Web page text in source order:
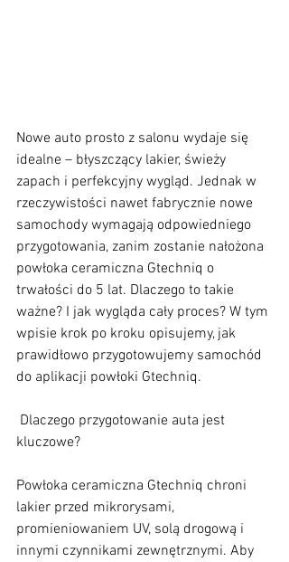
Nowe auto prosto z salonu wydaje się
idealne – błyszczący lakier, świeży
zapach i perfekcyjny wygląd. Jednak w
rzeczywistości nawet fabrycznie nowe
samochody wymagają odpowiedniego
przygotowania, zanim zostanie nałożona
powłoka ceramiczna Gtechniq o
trwałości do 5 lat. Dlaczego to takie
ważne? I jak wygląda cały proces? W tym
wpisie krok po kroku opisujemy, jak
prawidłowo przygotowujemy samochód
do aplikacji powłoki Gtechniq.
kluczowe?
Powłoka ceramiczna Gtechniq chroni
lakier przed mikrorysami,
promieniowaniem UV, solą drogową i
innymi czynnikami zewnętrznymi. Aby